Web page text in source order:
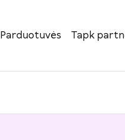
Parduotuvės Tapk